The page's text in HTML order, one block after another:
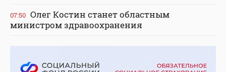
07:50 Олег Костин станет областным
министром здравоохранения